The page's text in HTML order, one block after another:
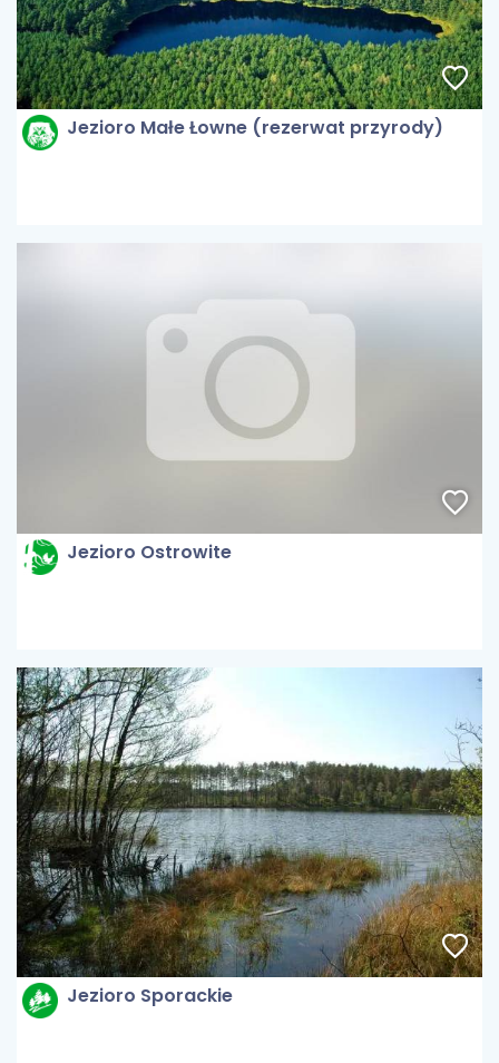
Jezioro Małe Łowne (rezerwat przyrody)
Jezioro Ostrowite
Jezioro Sporackie